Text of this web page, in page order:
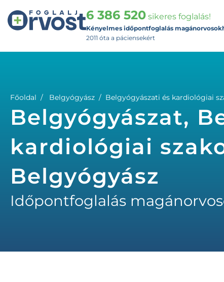
6 386 520 sikeres foglalás!
Kényelmes időpontfoglalás
2011 óta a páciensekért
Főoldal Belgyógyász Belgyógyászati és kardiológiai
Belgyógyászat,
kardiológiai
Belgyógyász
Időpontfoglalás